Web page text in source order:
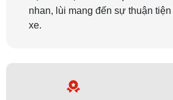
nhan, lùi mang đến sự thuận
xe.